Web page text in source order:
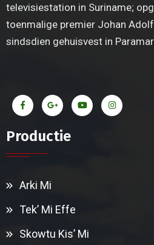
televisiestation in Suriname;
toenmalige premier Johan Adolf
sindsdien gehuisvest in
Productie
Arki Mi
Tek’ Mi Effe
Skowtu Kis’ Mi